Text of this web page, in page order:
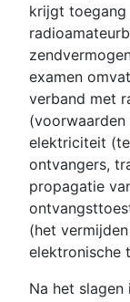
krijgt
examen
verband met
(voorwaarden
elektriciteit
ontvangers,
propagatie
(het
elektronische
Na het